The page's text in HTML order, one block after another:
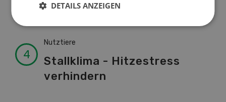
Raufutter aus dem Sack
Nutztiere
Stallklima - Hitzestress
verhindern
DETAILS ANZEIGEN